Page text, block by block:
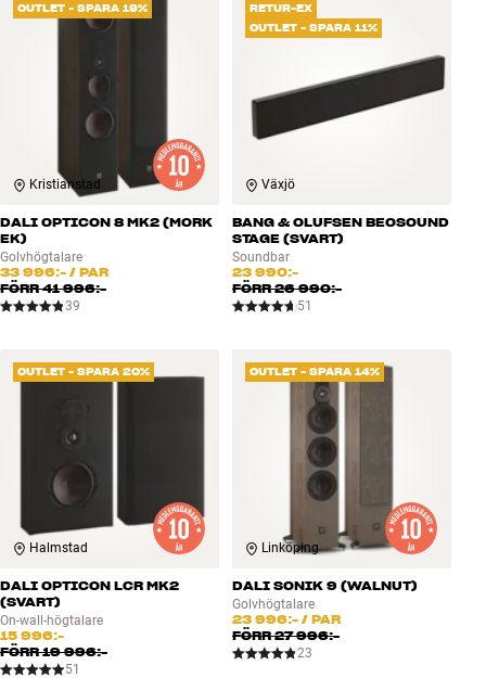
OUTLET - SPARA 19%
Kristianstad
DALI OPTICON 8 MK2 (MORK
EK)
Golvhögtalare
33 996:- / PAR
FÖRR41 996:-
39
RETUR-EX
OUTLET - SPARA 11%
Växjö
BANG & OLUFSEN BEOSOUND
STAGE (SVART)
Soundbar
23 990:-
FÖRR26 990:-
51
OUTLET - SPARA 20%
Halmstad
DALI OPTICON LCR MK2
(SVART)
On-wall-högtalare
15 996:-
FÖRR19 996:-
51
OUTLET - SPARA 14%
Linköping
DALI SONIK 9 (WALNUT)
Golvhögtalare
23 996:- / PAR
FÖRR27 996:-
23